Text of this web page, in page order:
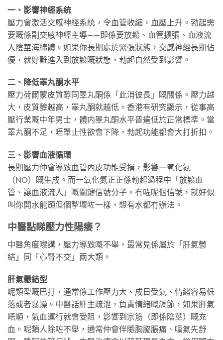
一、影響神經系統
壓力會激活交感神經系統，令血管收縮，血壓上升。勃起需
要嘅係副交感神經主導——即係要放鬆、血管擴張、血液流
入陰莖海綿體。如果你長期處於緊張狀態，交感神經長期佔
優，就好難進入到放鬆嘅狀態，勃起自然受到影響。
二、降低睪丸酮水平
壓力荷爾蒙皮質醇同睪丸酮係「此消彼長」嘅關係。壓力越
大，皮質醇越高，睪丸酮就越低。香港有研究顯示，從事高
壓行業嘅中年男士，體内睪丸酮水平普遍低於正常標準。當
睪丸酮不足，唔單止性欲會下降，勃起功能都會大打折扣。
三、影響血液循環
長期壓力仲會導致血管內皮功能受損，影響一氧化氮
（NO）嘅生成。而一氧化氮正正係勃起過程中「放鬆血
管、讓血液流入」嘅關鍵信號分子。冇咗呢個信號，就好似
叫你開水龍頭但個掣壞咗一樣，想有水都冇辦法。
中醫點睇壓力性陽痿？
中醫角度嚟講，壓力導致嘅不舉，最常見係屬於「肝氣鬱
結」同「心腎不交」兩大類。
肝氣鬱結型
呢類型嘅巴打，通常係工作壓力大、成日受氣、情緒容易低
落或者暴躁。中醫話肝主疏泄，負責情緒嘅調節，如果肝氣
唔順，氣血運行就會受阻，影響到宗筋（即係陰莖）嘅充
血。呢類人除咗不舉，通常仲會伴隨胸脇脹痛、嘆氣先舒